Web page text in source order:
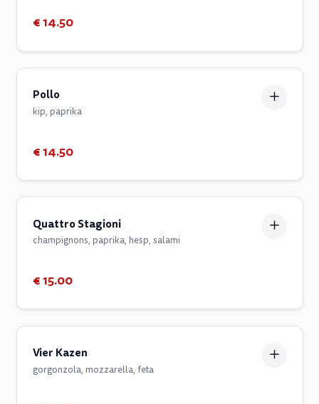
€ 14.50
Pollo
kip, paprika
€ 14.50
Quattro Stagioni
champignons, paprika, hesp, salami
€ 15.00
Vier Kazen
gorgonzola, mozzarella, feta